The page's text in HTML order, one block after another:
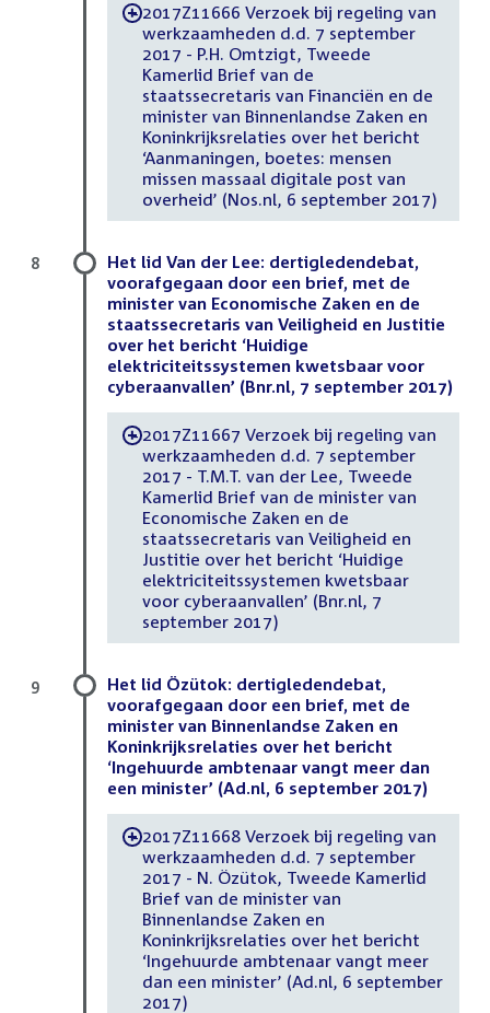
-2017Z11666 Verzoek bij regeling van
werkzaamheden d.d. 7 september
2017 - P.H. Omtzigt, Tweede
Kamerlid Brief van de
staatssecretaris van Financiën en de
minister van Binnenlandse Zaken en
Koninkrijksrelaties over het bericht
‘Aanmaningen, boetes: mensen
missen massaal digitale post van
overheid’ (Nos.nl, 6 september 2017)
Het lid Van der Lee: dertigledendebat,
voorafgegaan door een brief, met de
minister van Economische Zaken en de
staatssecretaris van Veiligheid en Justitie
over het bericht ‘Huidige
elektriciteitssystemen kwetsbaar voor
cyberaanvallen’ (Bnr.nl, 7 september 2017)
-2017Z11667 Verzoek bij regeling van
werkzaamheden d.d. 7 september
2017 - T.M.T. van der Lee, Tweede
Kamerlid Brief van de minister van
Economische Zaken en de
staatssecretaris van Veiligheid en
Justitie over het bericht ‘Huidige
elektriciteitssystemen kwetsbaar
voor cyberaanvallen’ (Bnr.nl, 7
september 2017)
8
Het lid Özütok: dertigledendebat,
voorafgegaan door een brief, met de
minister van Binnenlandse Zaken en
Koninkrijksrelaties over het bericht
‘Ingehuurde ambtenaar vangt meer dan
een minister’ (Ad.nl, 6 september 2017)
-2017Z11668 Verzoek bij regeling van
werkzaamheden d.d. 7 september
2017 - N. Özütok, Tweede Kamerlid
Brief van de minister van
Binnenlandse Zaken en
Koninkrijksrelaties over het bericht
‘Ingehuurde ambtenaar vangt meer
dan een minister’ (Ad.nl, 6 september
2017)
9